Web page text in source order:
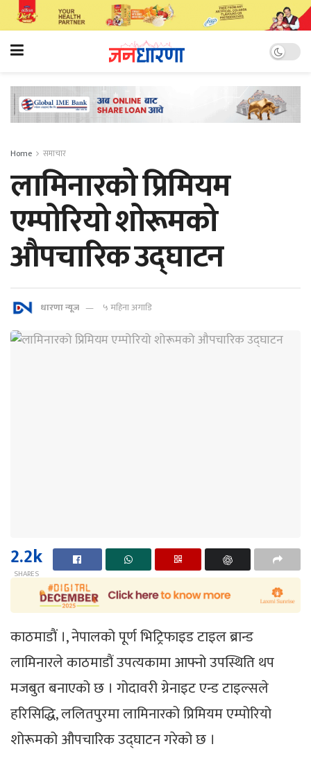
Home समाचार
लामिनारको प्रिमियम
एम्पोरियो शोरूमको
औपचारिक उद्घाटन
धारणा न्यूज ५ महिना अगाडि
2.2k
SHARES
काठमाडाैं ।, नेपालको पूर्ण भिट्रिफाइड टाइल ब्रान्ड
लामिनारले काठमाडौं उपत्यकामा आफ्नो उपस्थिति थप
मजबुत बनाएको छ । गोदावरी ग्रेनाइट एन्ड टाइल्सले
हरिसिद्धि, ललितपुरमा लामिनारको प्रिमियम एम्पोरियो
शोरूमको औपचारिक उद्घाटन गरेको छ ।